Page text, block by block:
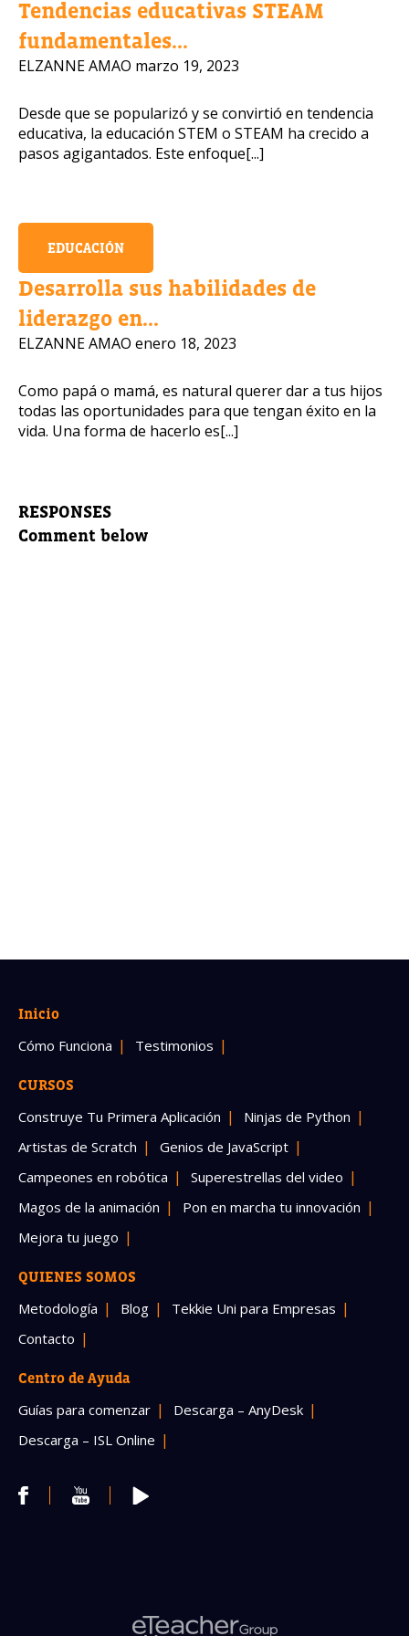
Tendencias educativas STEAM
fundamentales...
ELZANNE AMAO marzo 19, 2023
Desde que se popularizó y se convirtió en tendencia
educativa, la educación STEM o STEAM ha crecido a
pasos agigantados. Este enfoque[...]
EDUCACIÓN
Desarrolla sus habilidades de
liderazgo en...
ELZANNE AMAO enero 18, 2023
Como papá o mamá, es natural querer dar a tus hijos
todas las oportunidades para que tengan éxito en la
vida. Una forma de hacerlo es[...]
RESPONSES
Comment below
Inicio
Cómo Funciona Testimonios
CURSOS
Construye Tu Primera Aplicación
Ninjas de Python
Artistas de Scratch
Genios de JavaScript
Campeones en robótica
Superestrellas del video
Magos de la animación
Pon en marcha tu innovación
Mejora tu juego
QUIENES SOMOS
Metodología Blog
Tekkie Uni para Empresas
Contacto
Centro de Ayuda
Guías para comenzar
Descarga – AnyDesk
Descarga – ISL Online
Número de celular
Política de Privacidad